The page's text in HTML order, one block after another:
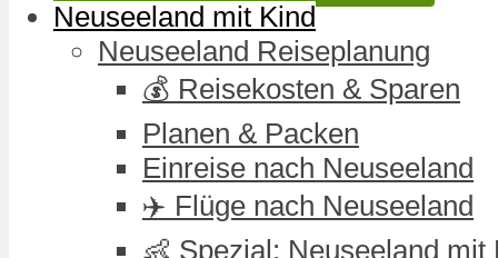
Neuseeland mit Kind
Neuseeland Reiseplanung
💰 Reisekosten & Sparen
Planen & Packen
Einreise nach Neuseeland
✈️ Flüge nach Neuseeland
👶 Spezial: Neuseeland mit